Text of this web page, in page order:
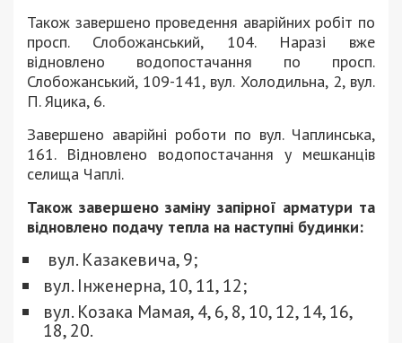
Також завершено проведення аварійних робіт по
просп. Слобожанський, 104. Наразі вже
відновлено водопостачання по просп.
Слобожанський, 109-141, вул. Холодильна, 2, вул.
П. Яцика, 6.
Завершено аварійні роботи по вул. Чаплинська,
161. Відновлено водопостачання у мешканців
селища Чаплі.
Також завершено заміну запірної арматури та
відновлено подачу тепла на наступні будинки:
вул. Казакевича, 9;
вул. Інженерна, 10, 11, 12;
вул. Козака Мамая, 4, 6, 8, 10, 12, 14, 16,
18, 20.